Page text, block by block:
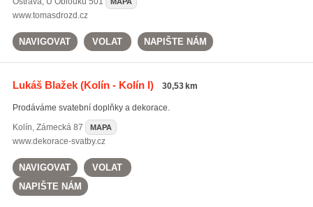
www.tomasdrozd.cz
NAVIGOVAT VOLAT NAPIŠTE NÁM
Lukáš Blažek(Kolín - Kolín I) 30,53 km
Prodáváme svatební doplňky a dekorace.
Kolín, Zámecká 87 MAPA
www.dekorace-svatby.cz
NAVIGOVAT
VOLAT
NAPIŠTE NÁM